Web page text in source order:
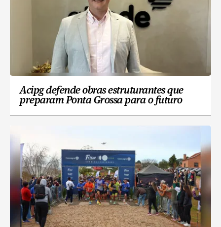
Acipg defende obras estruturantes que
preparam Ponta Grossa para o futuro